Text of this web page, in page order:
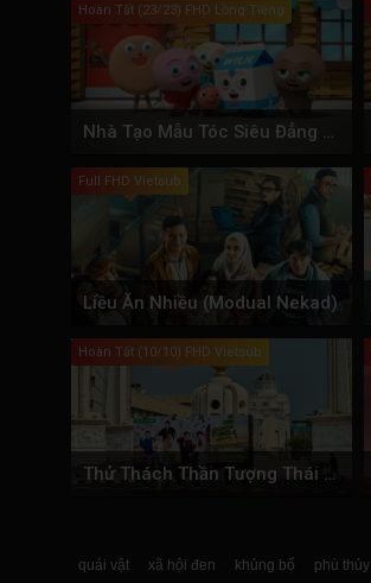
Hoàn Tất (23/23) FHD Lồng Tiếng
Nhà Tạo Mẫu Tóc Siêu Đẳng (Phần 4)
Full FHD Vietsub
Liều Ăn Nhiều (Modual Nekad)
Hoàn Tất (10/10) FHD Vietsub
quái vật xã hội đen khủng bố phù thủy